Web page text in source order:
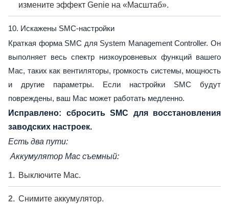
измените эффект Genie на «Масштаб».
10. Искажены SMC-настройки
Краткая форма SMC для System Management Controller. Он
выполняет весь спектр низкоуровневых функций вашего
Mac, таких как вентиляторы, громкость системы, мощность
и другие параметры. Если настройки SMC будут
повреждены, ваш Mac может работать медленно.
Исправлено: сбросить SMC для восстановления
заводских настроек.
Есть два пути:
Аккумулятор Mac съемный:
Выключите Mac.
Снимите аккумулятор.